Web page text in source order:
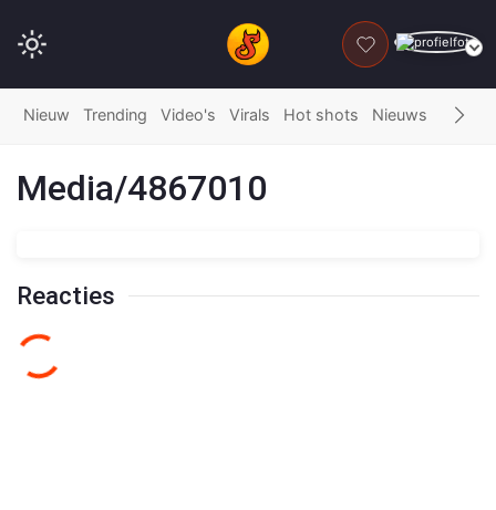
DONEER
Nieuw Trending Video's Virals Hot shots Nieuws Fails
Media/4867010
Reacties